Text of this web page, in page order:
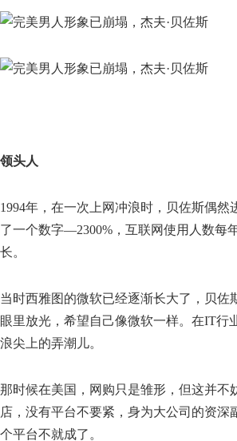
领头人
1994年，在一次上网冲浪时，贝佐斯偶然
了一个数字—2300%，互联网使用人数每
长。
当时西雅图的微软已经逐渐长大了，贝佐
眼里放光，希望自己像微软一样。在IT行
浪尖上的弄潮儿。
那时候在美国，网购只是雏形，但这并不
店，没有平台不要紧，身为大公司的资深
个平台不就成了。